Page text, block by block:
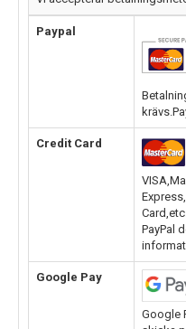
Paypal
Credit Card
PayPal
Google Pay
Google